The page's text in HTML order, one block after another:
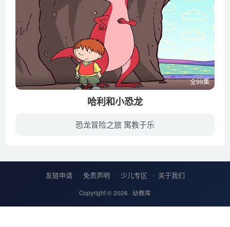
全99集
哈利和小恐龙
恐龙冒险之旅 寓教于乐
友链申请 免责声明 少儿专区 关于我们
Copyright © 2026 · 幼教库